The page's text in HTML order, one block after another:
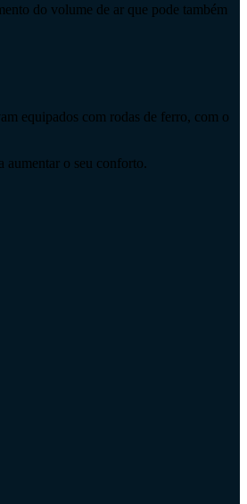
do volume de ar que pode também
equipados com rodas de ferro, com o
aumentar o seu conforto.